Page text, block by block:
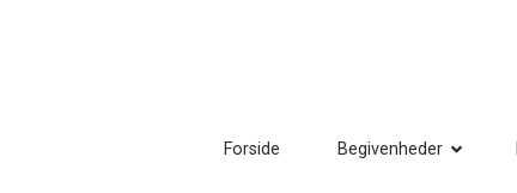
Forside Begivenheder